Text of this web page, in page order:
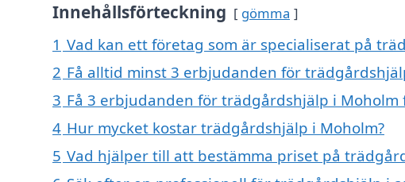
Innehållsförteckning gömma
1 Vad kan ett företag som är specialiserat på
2 Få alltid minst 3 erbjudanden för
3 Få 3 erbjudanden för trädgårdshjälp i
4 Hur mycket kostar trädgårdshjälp i Moholm?
5 Vad hjälper till att bestämma priset på